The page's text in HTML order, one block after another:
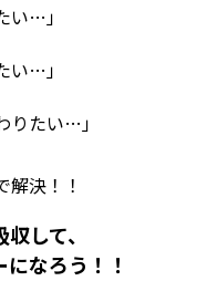
い…」
い…」
りたい…」
決！！
して、
なろう！！